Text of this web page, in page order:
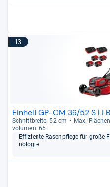
13
Einhell GP-CM 36/52 S Li
Schnitt­breite: 52 cm Max.
vo­lu­men: 65 l
Effi­zi­ente Rasen­pflege für große
no­lo­gie